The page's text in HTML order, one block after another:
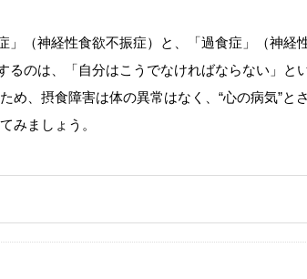
」（神経性食欲不振症）と、「過食症」（神経
のは、「自分はこうでなければならない」と
め、摂食障害は体の異常はなく、“心の病気”と
みましょう。